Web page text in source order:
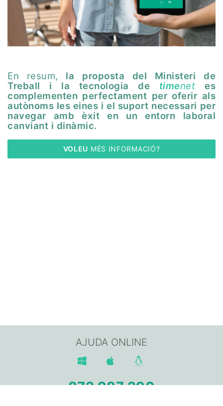
En resum, la proposta del Ministeri de
Treball i la tecnologia de
timenet
es
complementen perfectament per oferir als
autònoms les eines i el suport necessari per
navegar amb èxit en un entorn laboral
canviant i dinàmic.
VOLEU MÉS INFORMACIÓ?
AJUDA ONLINE
872 987 290